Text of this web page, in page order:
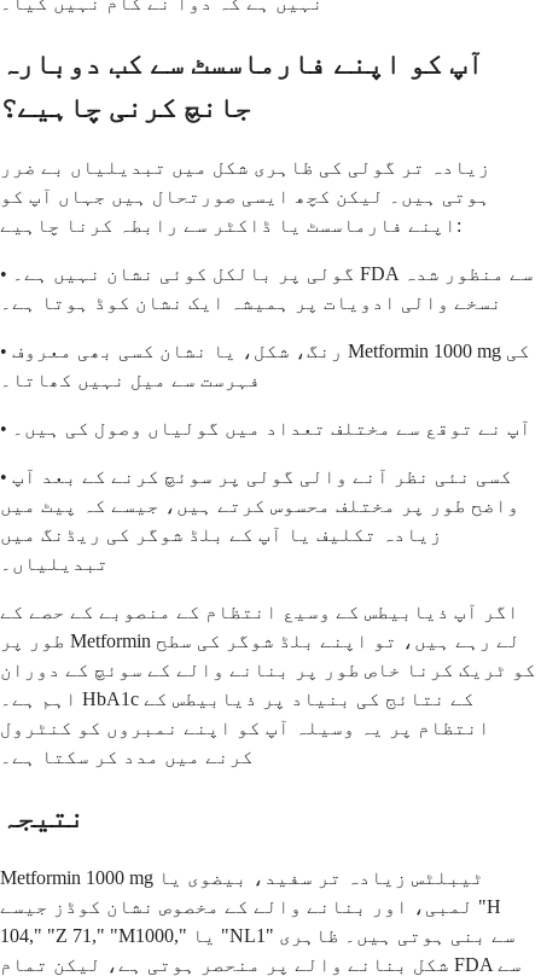
آپ کو اپنے فارماسسٹ سے کب دوبارہ
جانچ کرنی چاہیے؟
زیادہ تر گولی کی ظاہری شکل میں تبدیلیاں بے ضرر
ہوتی ہیں۔ لیکن کچھ ایسی صورتحال ہیں جہاں آپ کو
اپنے فارماسسٹ یا ڈاکٹر سے رابطہ کرنا چاہیے:
• گولی پر بالکل کوئی نشان نہیں ہے۔ FDA سے منظور شدہ
نسخے والی ادویات پر ہمیشہ ایک نشان کوڈ ہوتا ہے۔
• رنگ، شکل، یا نشان کسی بھی معروف Metformin 1000 mg کی
فہرست سے میل نہیں کھاتا۔
• آپ نے توقع سے مختلف تعداد میں گولیاں وصول کی ہیں۔
• کسی نئی نظر آنے والی گولی پر سوئچ کرنے کے بعد آپ
واضح طور پر مختلف محسوس کرتے ہیں، جیسے کہ پیٹ میں
زیادہ تکلیف یا آپ کے بلڈ شوگر کی ریڈنگ میں
تبدیلیاں۔
اگر آپ ذیابیطس کے وسیع انتظام کے منصوبے کے حصے کے
طور پر Metformin لے رہے ہیں، تو اپنے بلڈ شوگر کی سطح
کو ٹریک کرنا خاص طور پر بنانے والے کے سوئچ کے دوران
اہم ہے۔ HbA1c کے نتائج کی بنیاد پر ذیابیطس کے
انتظام پر یہ وسیلہ
آپ کو اپنے نمبروں کو کنٹرول
کرنے میں مدد کر سکتا ہے۔
نتیجہ
Metformin 1000 mg ٹیبلٹس زیادہ تر سفید، بیضوی یا
لمبی، اور بنانے والے کے مخصوص نشان کوڈز جیسے "H
104," "Z 71," "M1000," یا "NL1" سے بنی ہوتی ہیں۔ ظاہری
شکل بنانے والے پر منحصر ہوتی ہے، لیکن تمام FDA سے